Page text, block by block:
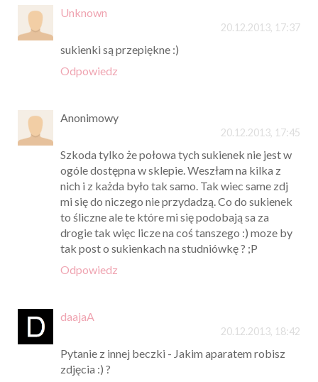
Unknown
20.12.2013, 17:37
sukienki są przepiękne :)
Odpowiedz
Anonimowy
20.12.2013, 17:45
Szkoda tylko że połowa tych sukienek nie jest w
ogóle dostępna w sklepie. Weszłam na kilka z
nich i z każda było tak samo. Tak wiec same zdj
mi się do niczego nie przydadzą. Co do sukienek
to śliczne ale te które mi się podobają sa za
drogie tak więc licze na coś tanszego :) moze by
tak post o sukienkach na studniówkę ? ;P
Odpowiedz
daajaA
20.12.2013, 18:42
Pytanie z innej beczki - Jakim aparatem robisz
zdjęcia :) ?